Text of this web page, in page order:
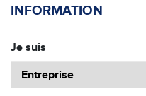
INFORMATION
Je suis